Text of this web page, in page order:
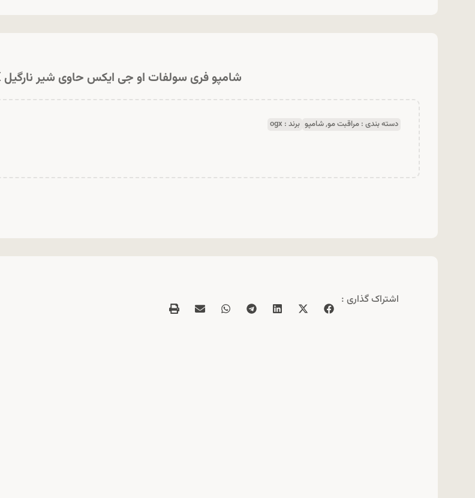
شامپو فری سولفات او جی ایکس حاوی شیر نارگیل Coconut Milk OGX
دسته بندی : مراقبت مو,شامپو برند : ogx
اشتراک گذاری :